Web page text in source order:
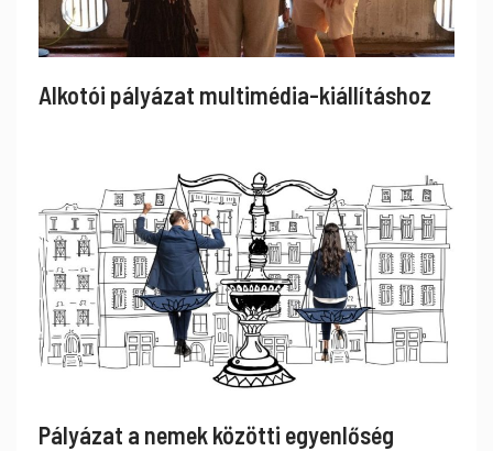
Alkotói pályázat multimédia-kiállításhoz
Pályázat a nemek közötti egyenlőség